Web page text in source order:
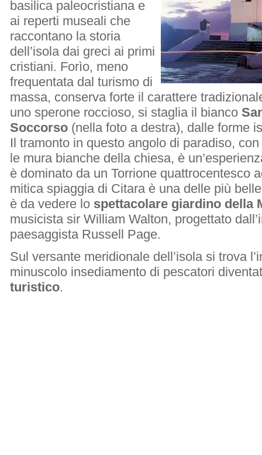
basilica paleocristiana e
ai reperti museali che
raccontano la storia
dell’isola dai greci ai primi
cristiani. Forìo, meno
frequentata dal turismo di
massa, conserva forte il carattere
uno sperone roccioso, si staglia il bianco
Soccorso (nella foto a destra), dalle forme
Il tramonto in questo angolo di paradiso,
le mura bianche della chiesa, è
è dominato da un Torrione quattrocentesco
mitica spiaggia di Citara è una delle più
è da vedere lo spettacolare giardino della
musicista sir William Walton, progettato
paesaggista Russell Page.
Sul versante meridionale dell’isola si trova
minuscolo insediamento di pescatori
turistico.